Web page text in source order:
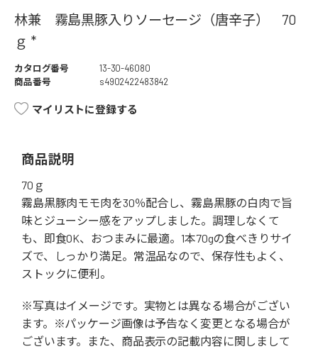
林兼 霧島黒豚入りソーセージ（唐辛子） 70
ｇ *
カタログ番号
13-30-46080
商品番号
s4902422483842
マイリストに登録する
商品説明
70ｇ
霧島黒豚肉モモ肉を30％配合し、霧島黒豚の白肉で旨
味とジューシー感をアップしました。調理しなくて
も、即食OK、おつまみに最適。1本70gの食べきりサイ
ズで、しっかり満足。常温品なので、保存性もよく、
ストックに便利。
※写真はイメージです。実物とは異なる場合がござい
ます。※パッケージ画像は予告なく変更となる場合が
ございます。また、商品表示の記載内容に関しまして